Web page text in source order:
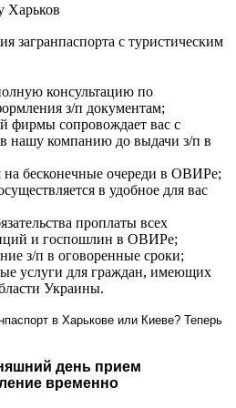
Харьков
загранпаспорта с туристическим
консультацию по
з/п документам;
фирмы сопровождает вас с
нашу компанию до выдачи з/п в
на бесконечные очереди в ОВИРе;
в удобное для вас
проплаты всех
и госпошлин в ОВИРе;
з/п в оговоренные сроки;
услуги для граждан, имеющих
Украины.
в Харькове или Киеве? Теперь
день прием
временно